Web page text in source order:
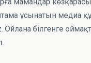
ұсынатын медиа
Ойлана білгенге